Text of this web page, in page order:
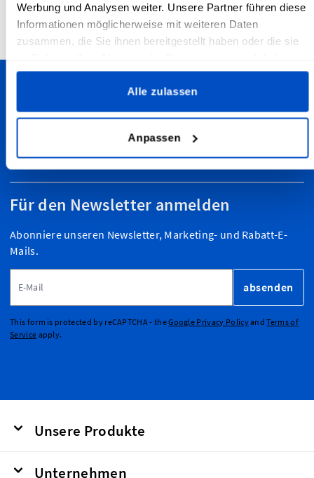
Werbung und Analysen weiter. Unsere Partner führen diese
Informationen möglicherweise mit weiteren Daten
zusammen, die Sie ihnen bereitgestellt haben oder die sie
Alle zulassen
Anpassen
4.7 29’932 Bewertungen
Personalisiere deine Kreationen
Basel, Luzern oder anderswo wohnst. Wir versenden zudem
weltweit!
Für den Newsletter anmelden
Abonniere unseren Newsletter, Marketing- und Rabatt-E-
Mails.
absenden
This form is protected by reCAPTCHA - theGoogle Privacy PolicyandTerms of
Service apply.
Unsere Produkte
Unternehmen